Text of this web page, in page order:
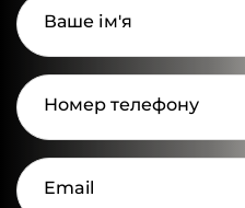
Ваше ім'я
Номер телефону
Email